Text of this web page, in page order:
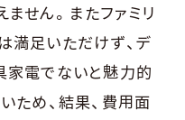
せん。またファミリ
満足いただけず、デ
家電でないと魅力的
ため、結果、費用面